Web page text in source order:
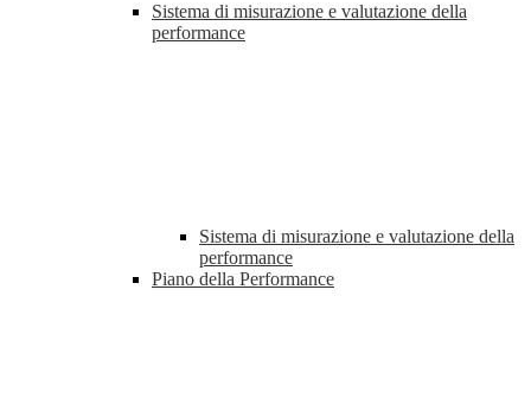
Sistema di misurazione e valutazione della
performance
Sistema di misurazione e valutazione della
performance
Piano della Performance